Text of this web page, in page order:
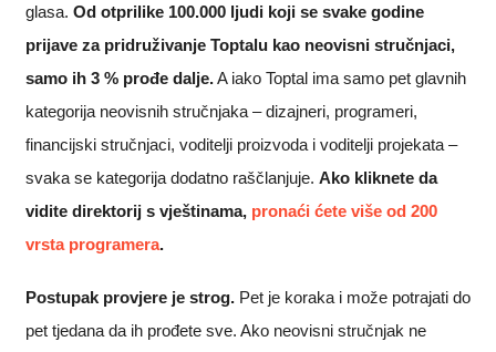
glasa. Od otprilike 100.000 ljudi koji se svake godine
prijave za pridruživanje Toptalu kao neovisni stručnjaci,
samo ih 3 % prođe dalje.A iako Toptal ima samo pet glavnih
kategorija neovisnih stručnjaka – dizajneri, programeri,
financijski stručnjaci, voditelji proizvoda i voditelji projekata –
svaka se kategorija dodatno raščlanjuje. Ako kliknete da
vidite direktorij s vještinama, pronaći ćete više od 200
vrsta programera.
Postupak provjere je strog. Pet je koraka i može potrajati do
pet tjedana da ih prođete sve. Ako neovisni stručnjak ne